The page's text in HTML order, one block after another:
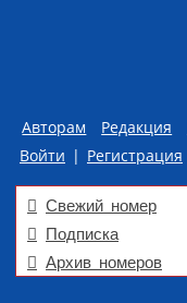
Авторам Редакция
Войти | Регистрация
Свежий номер
Подписка
Архив номеров